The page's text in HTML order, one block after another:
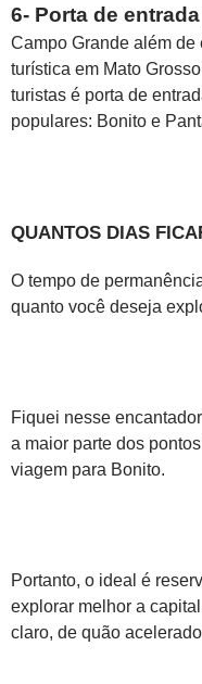
6- Porta de
Campo Grande além
turística em Mato
turistas é porta de
populares: Bonito e
QUANTOS DIAS
O tempo de
quanto você deseja
Fiquei nesse
a maior parte dos
viagem para Bonito.
Portanto, o ideal é
explorar melhor a
claro, de quão